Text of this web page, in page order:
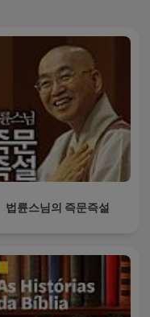
법륜스님의 즉문즉설